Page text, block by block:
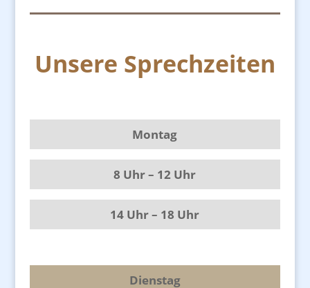
Unsere Sprechzeiten
Montag
8 Uhr – 12 Uhr
14 Uhr – 18 Uhr
Dienstag